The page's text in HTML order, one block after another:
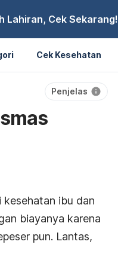
Lahiran, Cek Sekarang!
Cek Kesehatan
Penjelas
ibu dan
biayanya karena
pun. Lantas,